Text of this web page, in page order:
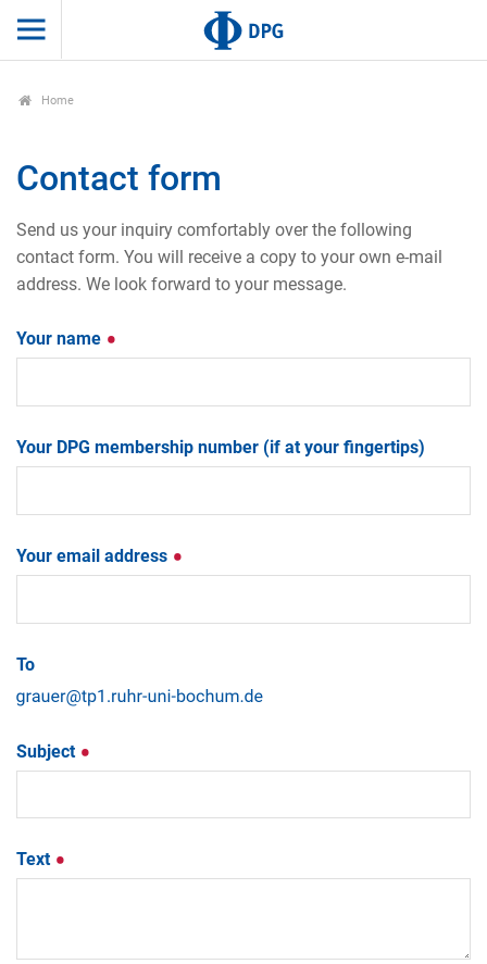
Home
Contact form
Send us your inquiry comfortably over the following
contact form. You will receive a copy to your own e-mail
address. We look forward to your message.
Your name
Your DPG membership number (if at your fingertips)
Your email address
To
Subject
Text